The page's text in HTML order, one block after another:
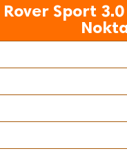
Sport